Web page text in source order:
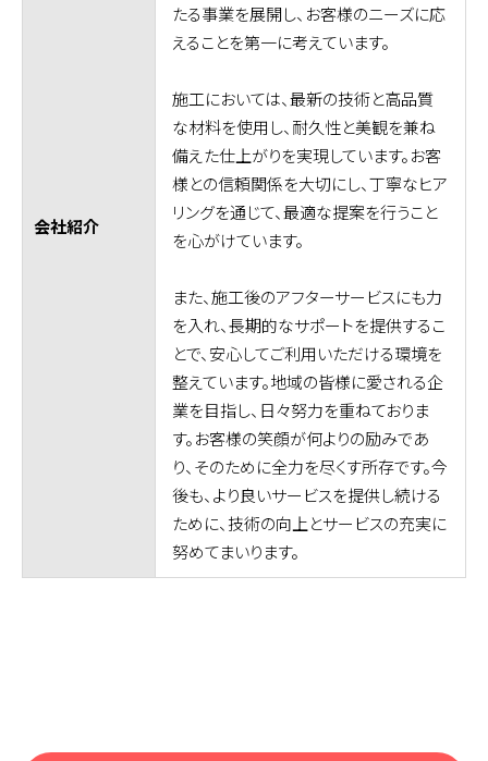
会社紹介
たる事業を展開し、お客様のニーズに応
えることを第一に考えています。
施工においては、最新の技術と高品質
な材料を使用し、耐久性と美観を兼ね
備えた仕上がりを実現しています。お客
様との信頼関係を大切にし、丁寧なヒア
リングを通じて、最適な提案を行うこと
を心がけています。
また、施工後のアフターサービスにも力
を入れ、長期的なサポートを提供するこ
とで、安心してご利用いただける環境を
整えています。地域の皆様に愛される企
業を目指し、日々努力を重ねておりま
す。お客様の笑顔が何よりの励みであ
り、そのために全力を尽くす所存です。今
後も、より良いサービスを提供し続ける
ために、技術の向上とサービスの充実に
努めてまいります。